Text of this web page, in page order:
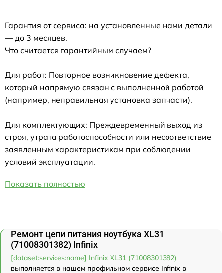
Гарантия от сервиса: на установленные нами детали
— до 3 месяцев.
Что считается гарантийным случаем?
Для работ: Повторное возникновение дефекта,
который напрямую связан с выполненной работой
(например, неправильная установка запчасти).
Для комплектующих: Преждевременный выход из
строя, утрата работоспособности или несоответствие
заявленным характеристикам при соблюдении
условий эксплуатации.
Показать полностью
Ремонт цепи питания ноутбука XL31
(71008301382) Infinix
[dataset:services:name] Infinix XL31 (71008301382)
выполняется в нашем профильном сервисе Infinix в